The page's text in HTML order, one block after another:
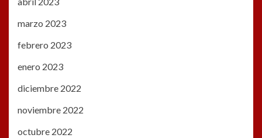
marzo 2023
febrero 2023
enero 2023
diciembre 2022
noviembre 2022
octubre 2022